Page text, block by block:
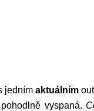
jedním aktuálním
vyspaná.